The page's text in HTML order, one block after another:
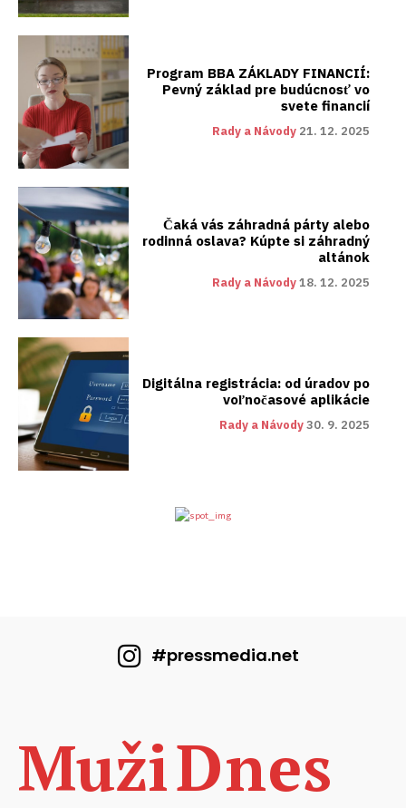
Program BBA ZÁKLADY FINANCIÍ:
Pevný základ pre budúcnosť vo
svete financií
Rady a Návody 21. 12. 2025
Čaká vás záhradná párty alebo
rodinná oslava? Kúpte si záhradný
altánok
Rady a Návody18. 12. 2025
Digitálna registrácia: od úradov po
voľnočasové aplikácie
Rady a Návody30. 9. 2025
#pressmedia.net
MužiDnes